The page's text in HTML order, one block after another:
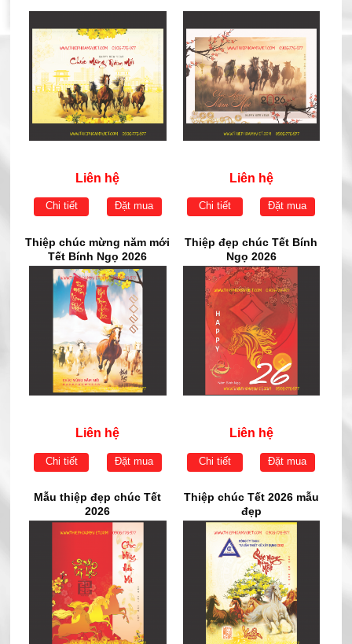
Liên hệ
Chi tiết Đặt mua
Liên hệ
Chi tiết Đặt mua
Thiệp chúc mừng năm mới
Tết Bính Ngọ 2026
Liên hệ
Chi tiết Đặt mua
Thiệp đẹp chúc Tết Bính
Ngọ 2026
Liên hệ
Chi tiết Đặt mua
Mẫu thiệp đẹp chúc Tết
2026
Thiệp chúc Tết 2026 mẫu
đẹp